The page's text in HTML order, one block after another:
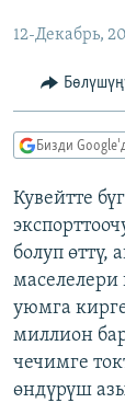
МАДАНИЯТ
ТВ
БҮГҮН
ДАНИСТЕ
АЗАТТЫК+
ЫҢГАЙСЫЗ
ПОДКАСТ
ОНЛАЙН
ЭЕ/АРнун
12-Декабрь,
Бизди
Кувейтте
болуп өттү,
уюмга
миллион
чечимге
өндүрүш